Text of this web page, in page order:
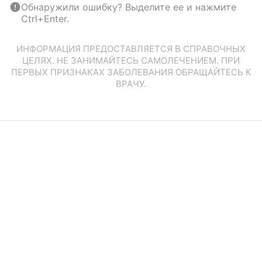
Обнаружили ошибку? Выделите ее и нажмите
Ctrl+Enter.
ИНФОРМАЦИЯ ПРЕДОСТАВЛЯЕТСЯ В СПРАВОЧНЫХ
ЦЕЛЯХ. НЕ ЗАНИМАЙТЕСЬ САМОЛЕЧЕНИЕМ. ПРИ
ПЕРВЫХ ПРИЗНАКАХ ЗАБОЛЕВАНИЯ ОБРАЩАЙТЕСЬ К
ВРАЧУ.